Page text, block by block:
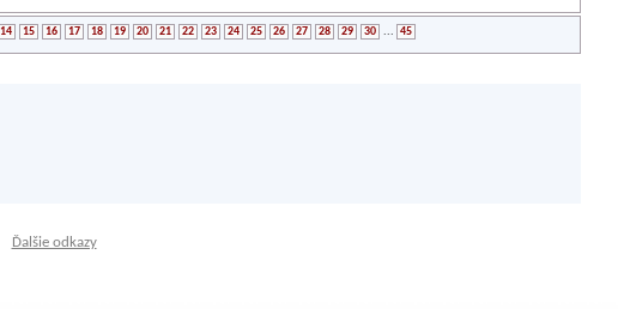
14 15 16 17 18 19 20 21 22 23 24 25 26 27 28 29 30 ... 45
Ďalšie odkazy